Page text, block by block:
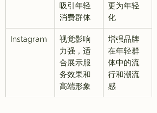
吸引年轻
消费群体
更为年轻
化
Instagram
视觉影响
力强，适
合展示服
务效果和
高端形象
增强品牌
在年轻群
体中的流
行和潮流
感